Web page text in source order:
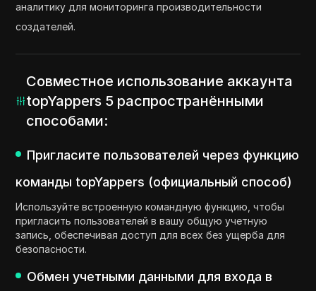
аналитику для мониторинга производительности
создателей.
Совместное использование аккаунта
topYappers 5 распространёнными
способами:
Пригласите пользователей через функцию
команды topYappers (официальный способ)
Используйте встроенную командную функцию, чтобы
пригласить пользователей в вашу общую учетную
запись, обеспечивая доступ для всех без ущерба для
безопасности.
Обмен учетными данными для входа в